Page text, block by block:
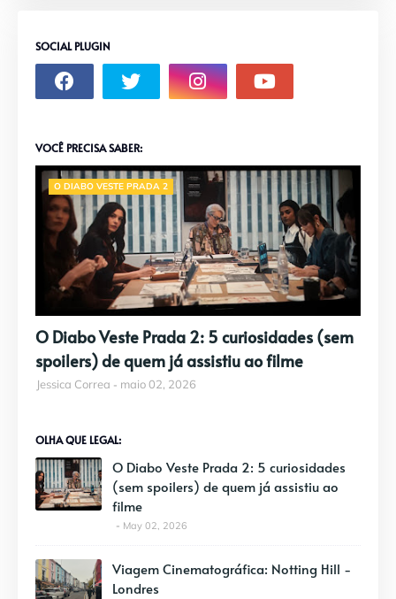
SOCIAL PLUGIN
VOCÊ PRECISA SABER:
O DIABO VESTE PRADA 2
O Diabo Veste Prada 2: 5 curiosidades (sem
spoilers) de quem já assistiu ao filme
Jessica Correa maio 02, 2026
OLHA QUE LEGAL:
O Diabo Veste Prada 2: 5 curiosidades
(sem spoilers) de quem já assistiu ao
filme
May 02, 2026
Viagem Cinematográfica: Notting Hill -
Londres